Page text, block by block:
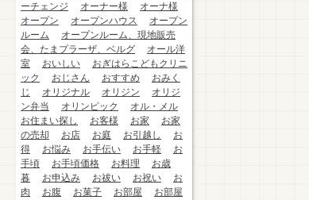
ーチェンジ
オーナー様
オーナ様
オープン
オープンハウス
オープン
ルーム
オープンルーム、現地販売
会、たまプラーザ、ベルグ
オール洋
室
おいしい
おぎはらこどもクリニ
ック
おじさん おすすめ
おみく
じ
オリジナル オリジン
オリジ
ン弁当
オリンピック
オル・メル
お住まい探し
お客様 お家
お家
の売却
お店 お庭 お引越し
お
得
お悩み お手伝い お手軽
お
手頃
お手頃価格 お料理
お歳
暮
お申込み お祓い お祝い
お
肉
お腹 お菓子 お部屋
お部屋